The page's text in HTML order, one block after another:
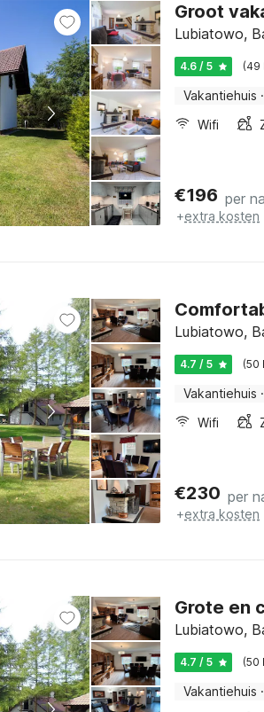
Groot
Lubiatowo,
4.6 / 5 (49
Vakantiehuis ·
Wifi
€196 per
+extra kosten
Lubiatowo,
4.7 / 5 (50
Vakantiehuis ·
Wifi
€230 per
+extra kosten
Grote en
Lubiatowo,
4.7 / 5 (50
Vakantiehuis ·